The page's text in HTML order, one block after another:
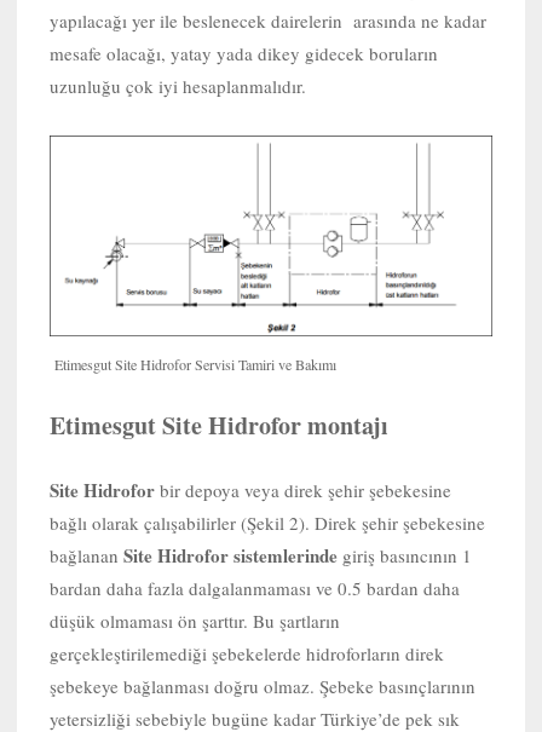
yapılacağı yer ile beslenecek dairelerin arasında ne kadar
mesafe olacağı, yatay yada dikey gidecek boruların
uzunluğu çok iyi hesaplanmalıdır.
Etimesgut Site Hidrofor Servisi Tamiri ve Bakımı
Etimesgut Site Hidrofor montajı
Site Hidrofor bir depoya veya direk şehir şebekesine
bağlı olarak çalışabilirler (Şekil 2). Direk şehir şebekesine
bağlanan Site Hidrofor sistemlerinde giriş basıncının 1
bardan daha fazla dalgalanmaması ve 0.5 bardan daha
düşük olmaması ön şarttır. Bu şartların
gerçekleştirilemediği şebekelerde hidroforların direk
şebekeye bağlanması doğru olmaz. Şebeke basınçlarının
yetersizliği sebebiyle bugüne kadar Türkiye’de pek sık